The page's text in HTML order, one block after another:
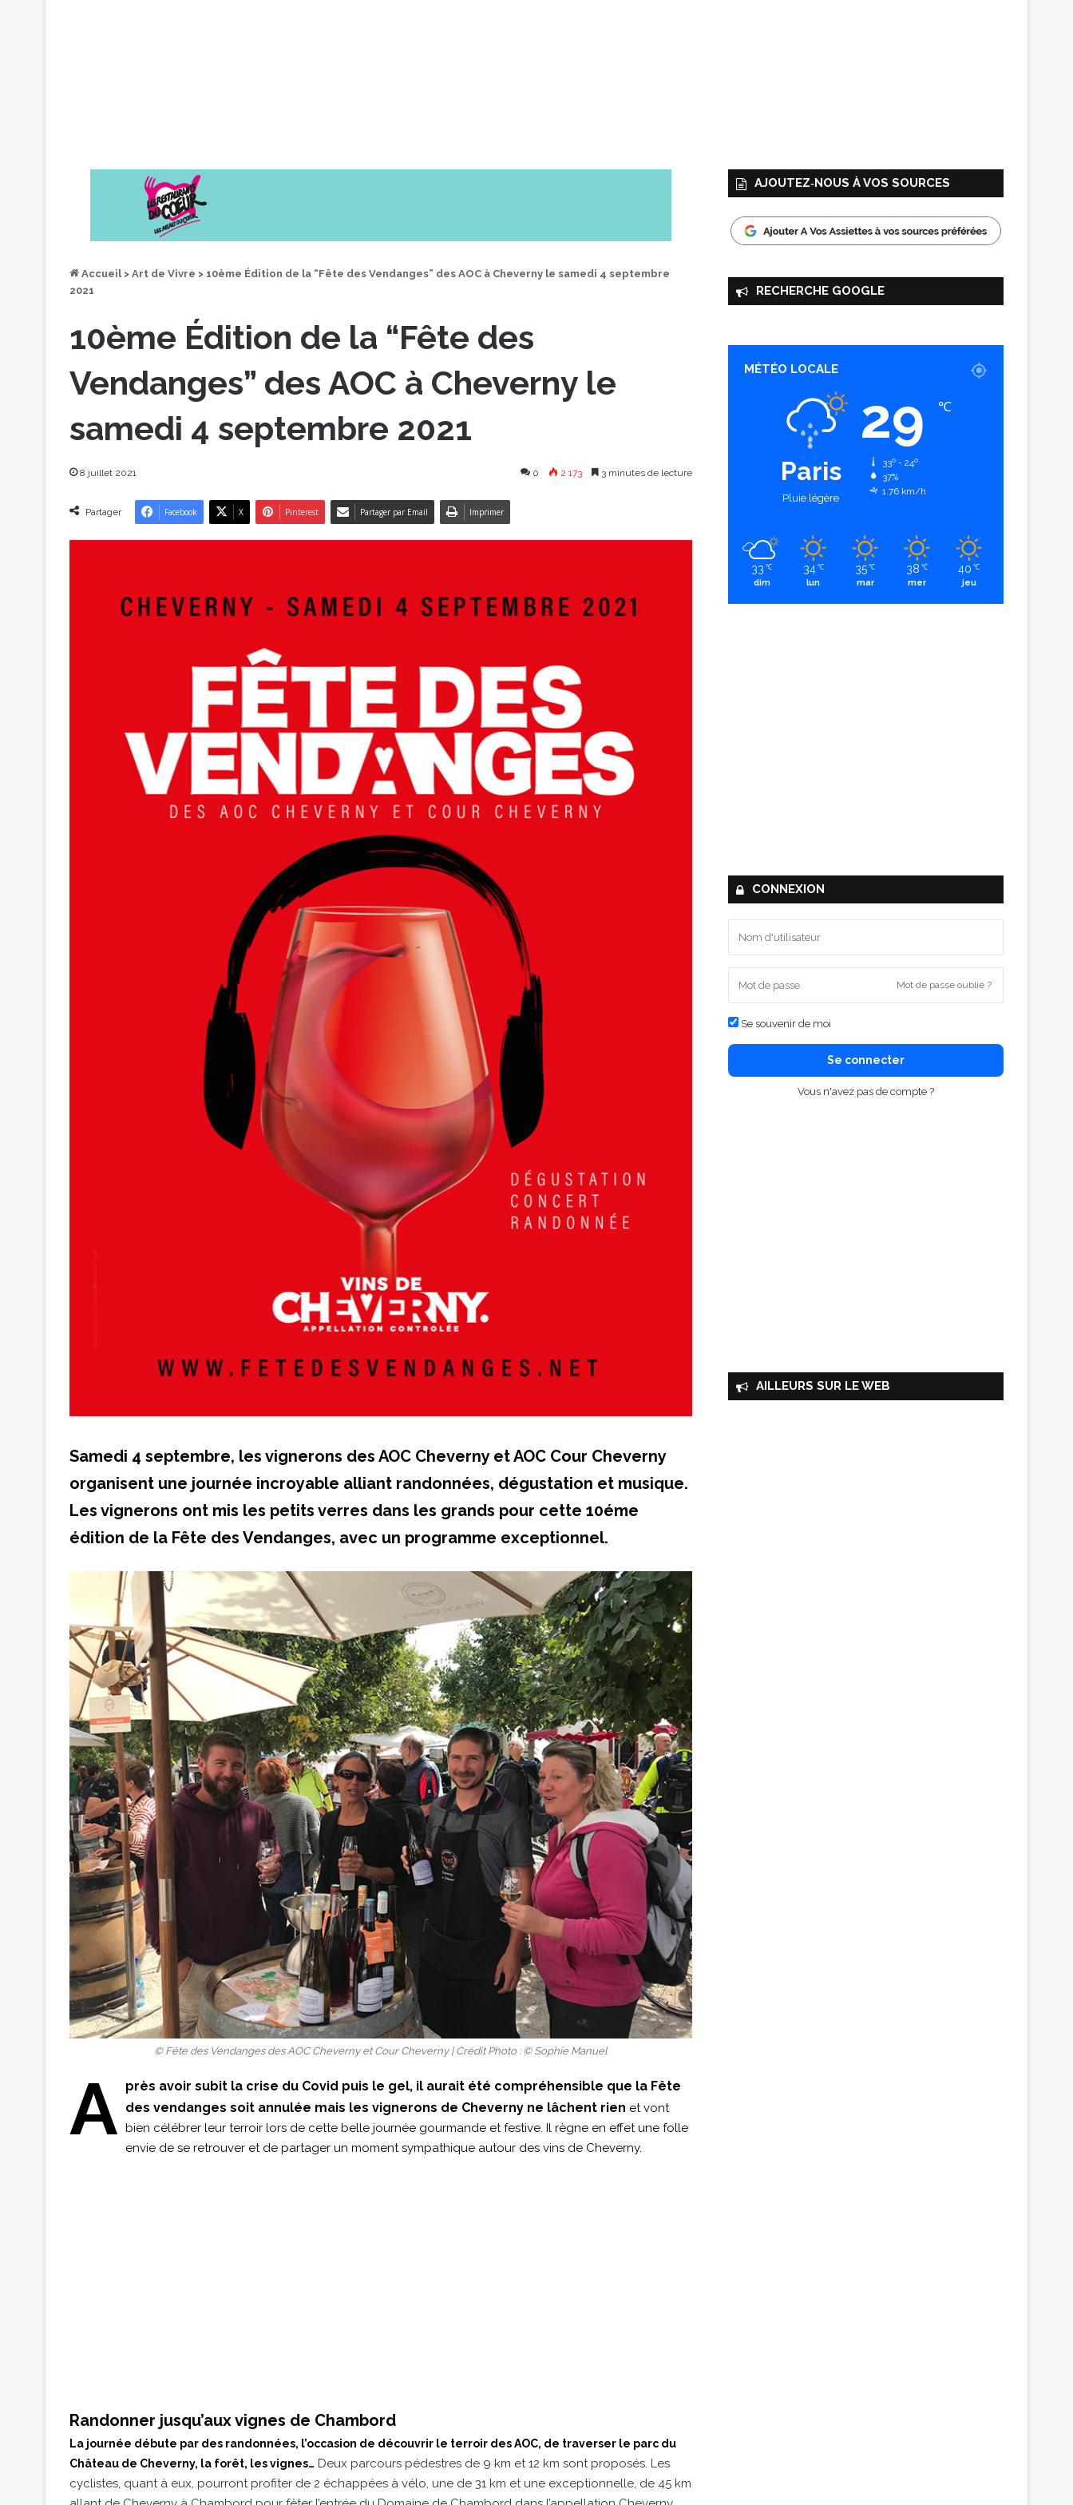
Accueil > Art de Vivre > 10ème Édition de la “Fête des Vendanges” des AOC à Cheverny le samedi 4 septembre
2021
10ème Édition de la “Fête des
Vendanges” des AOC à Cheverny le
samedi 4 septembre 2021
8 juillet 2021 0 2 173 3 minutes de lecture
Partager Facebook X Pinterest Partager par Email Imprimer
Samedi 4 septembre, les vignerons des AOC Cheverny et AOC Cour Cheverny
organisent une journée incroyable alliant randonnées, dégustation et musique.
Les vignerons ont mis les petits verres dans les grands pour cette 10éme
édition de la Fête des Vendanges, avec un programme exceptionnel.
© Fête des Vendanges des AOC Cheverny et Cour Cheverny | Crédit Photo : © Sophie Manuel
A près avoir subit la crise du Covid puis le gel, il aurait été compréhensible que la Fête
des vendanges soit annulée mais les vignerons de Cheverny ne lâchent rien et vont
bien célébrer leur terroir lors de cette belle journée gourmande et festive. Il règne en effet une folle
envie de se retrouver et de partager un moment sympathique autour des vins de Cheverny.
Randonner jusqu’aux vignes de Chambord
La journée débute par des randonnées, l’occasion de découvrir le terroir des AOC, de traverser le parc du
Château de Cheverny, la forêt, les vignes… Deux parcours pédestres de 9 km et 12 km sont proposés. Les
cyclistes, quant à eux, pourront profiter de 2 échappées à vélo, une de 31 km et une exceptionnelle, de 45 km
AJOUTEZ‑NOUS À VOS SOURCES
RECHERCHE GOOGLE
MÉTÉO LOCALE
Paris
Pluie légère
29 ℃
33º - 24º
37%
1.76 km/h
33 ℃
dim
34 ℃
lun
35 ℃
mar
38 ℃
mer
40 ℃
jeu
CONNEXION
Mot de passe oublié ?
Se souvenir de moi
Se connecter
Vous n'avez pas de compte ?
AILLEURS SUR LE WEB